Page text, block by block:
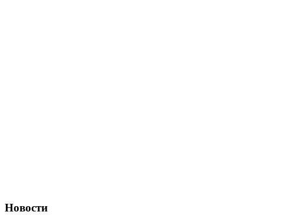
Новости